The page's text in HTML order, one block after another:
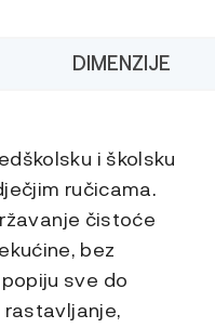
DIMENZIJE
i školsku
ručicama.
čistoće
bez
sve do
rastavljanje,